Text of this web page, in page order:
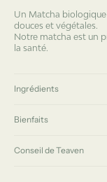
Un Matcha
douces et végétales.
Notre matcha est un
la santé.
Ingrédients
Bienfaits
Conseil de Teaven